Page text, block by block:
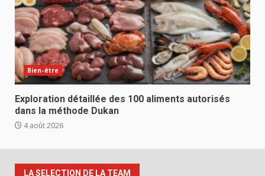
Bien-être
Exploration détaillée des 100 aliments autorisés
dans la méthode Dukan
4 août 2026
LA SELECTION DE LA TEAM